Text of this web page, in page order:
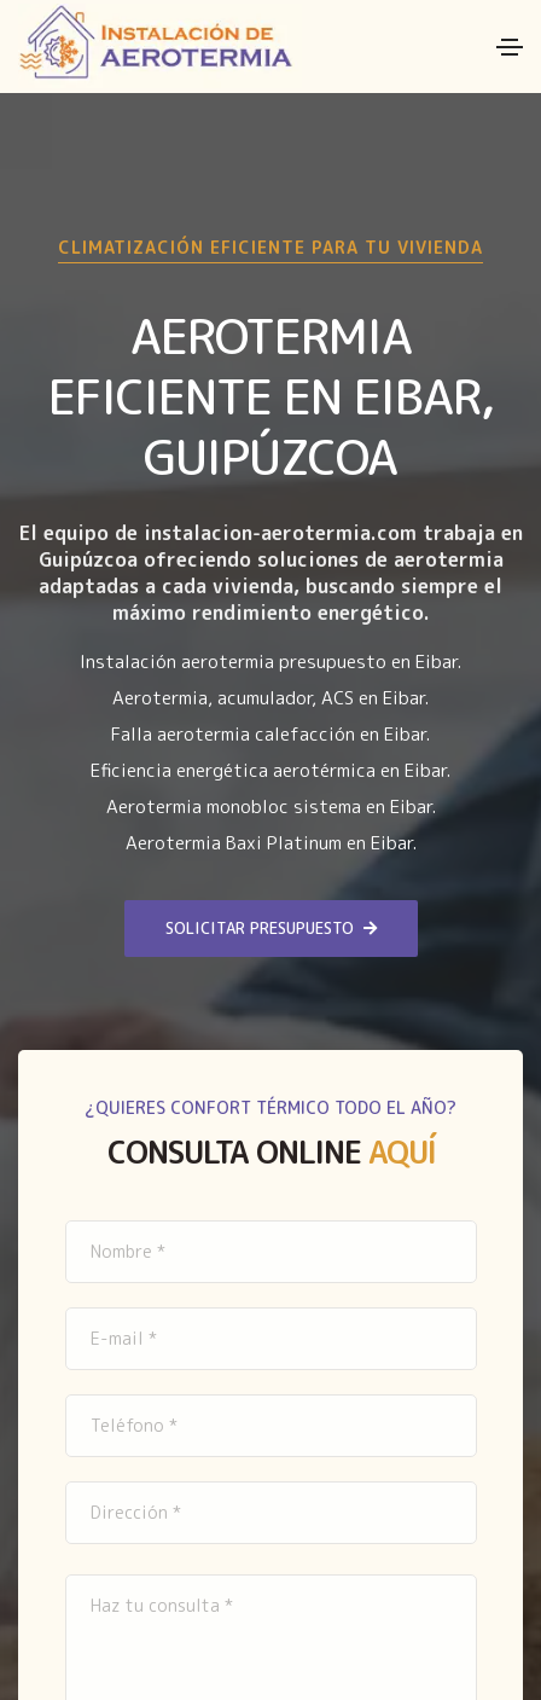
CLIMATIZACIÓN EFICIENTE PARA TU VIVIENDA
AEROTERMIA
EFICIENTE EN EIBAR,
GUIPÚZCOA
El equipo de instalacion-aerotermia.com trabaja en
Guipúzcoa ofreciendo soluciones de aerotermia
adaptadas a cada vivienda, buscando siempre el
máximo rendimiento energético.
Instalación aerotermia presupuesto en Eibar.
Aerotermia, acumulador, ACS en Eibar.
Falla aerotermia calefacción en Eibar.
Eficiencia energética aerotérmica en Eibar.
Aerotermia monobloc sistema en Eibar.
Aerotermia Baxi Platinum en Eibar.
SOLICITAR PRESUPUESTO
¿QUIERES CONFORT TÉRMICO TODO EL AÑO?
CONSULTA ONLINEAQUÍ